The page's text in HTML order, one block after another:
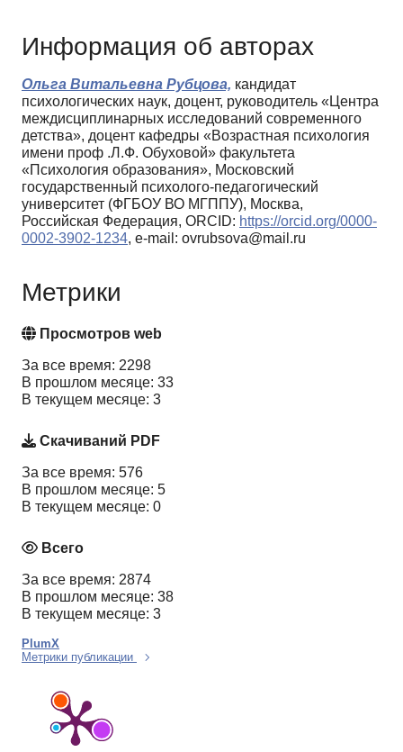
Информация об авторах
Ольга Витальевна Рубцова, кандидат
психологических наук, доцент, руководитель «Центра
междисциплинарных исследований современного
детства», доцент кафедры «Возрастная психология
имени проф .Л.Ф. Обуховой» факультета
«Психология образования», Московский
государственный психолого-педагогический
университет (ФГБОУ ВО МГППУ), Москва,
Российская Федерация, ORCID: https://orcid.org/0000-
0002-3902-1234, e-mail: ovrubsova@mail.ru
Метрики
Просмотров web
За все время: 2298
В прошлом месяце: 33
В текущем месяце: 3
Скачиваний PDF
За все время: 576
В прошлом месяце: 5
В текущем месяце: 0
Всего
За все время: 2874
В прошлом месяце: 38
В текущем месяце: 3
PlumX
Метрики публикации